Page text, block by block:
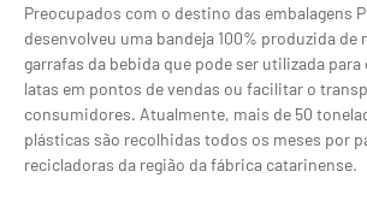
Preocupados com o destino das embalagens
desenvolveu uma bandeja 100% produzida de
garrafas da bebida que pode ser utilizada
latas em pontos de vendas ou facilitar o
consumidores. Atualmente, mais de 50
plásticas são recolhidas todos os meses por
recicladoras da região da fábrica catarinense.